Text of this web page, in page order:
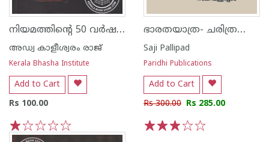
നിയമത്തിന്റെ 50 വർഷങ്ങൾ
അഡ്വ കാളീശ്വരം രാജ്‌
Kerala Bhasha Institute
Add to Cart
Rs 100.00
5
4
3
2
1
ഭാരതയാത്ര- ചരിത്രവും ചില രസച്ചരടുകളും
Saji Pallipad
Paridhi Publications
Add to Cart
Rs 300.00 Rs 285.00